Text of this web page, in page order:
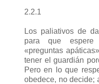
2.2.1
Los paliativos de
para que
«preguntas
tener el guardián
Pero en lo que
obedece, no decide;